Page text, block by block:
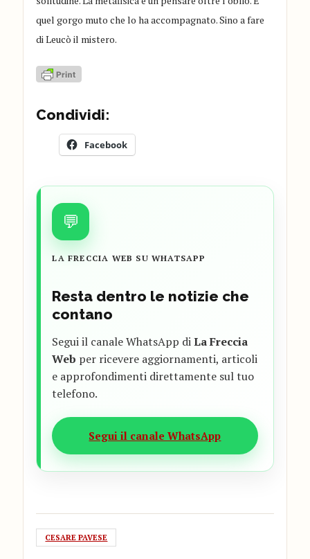
quel gorgo muto che lo ha accompagnato. Sino a fare
di Leucò il mistero.
Condividi:
Facebook
💬
LA FRECCIA WEB SU WHATSAPP
Resta dentro le notizie che
contano
Segui il canale WhatsApp diLa Freccia
Web per ricevere aggiornamenti, articoli
e approfondimenti direttamente sul tuo
telefono.
Segui il canale WhatsApp
CESARE PAVESE